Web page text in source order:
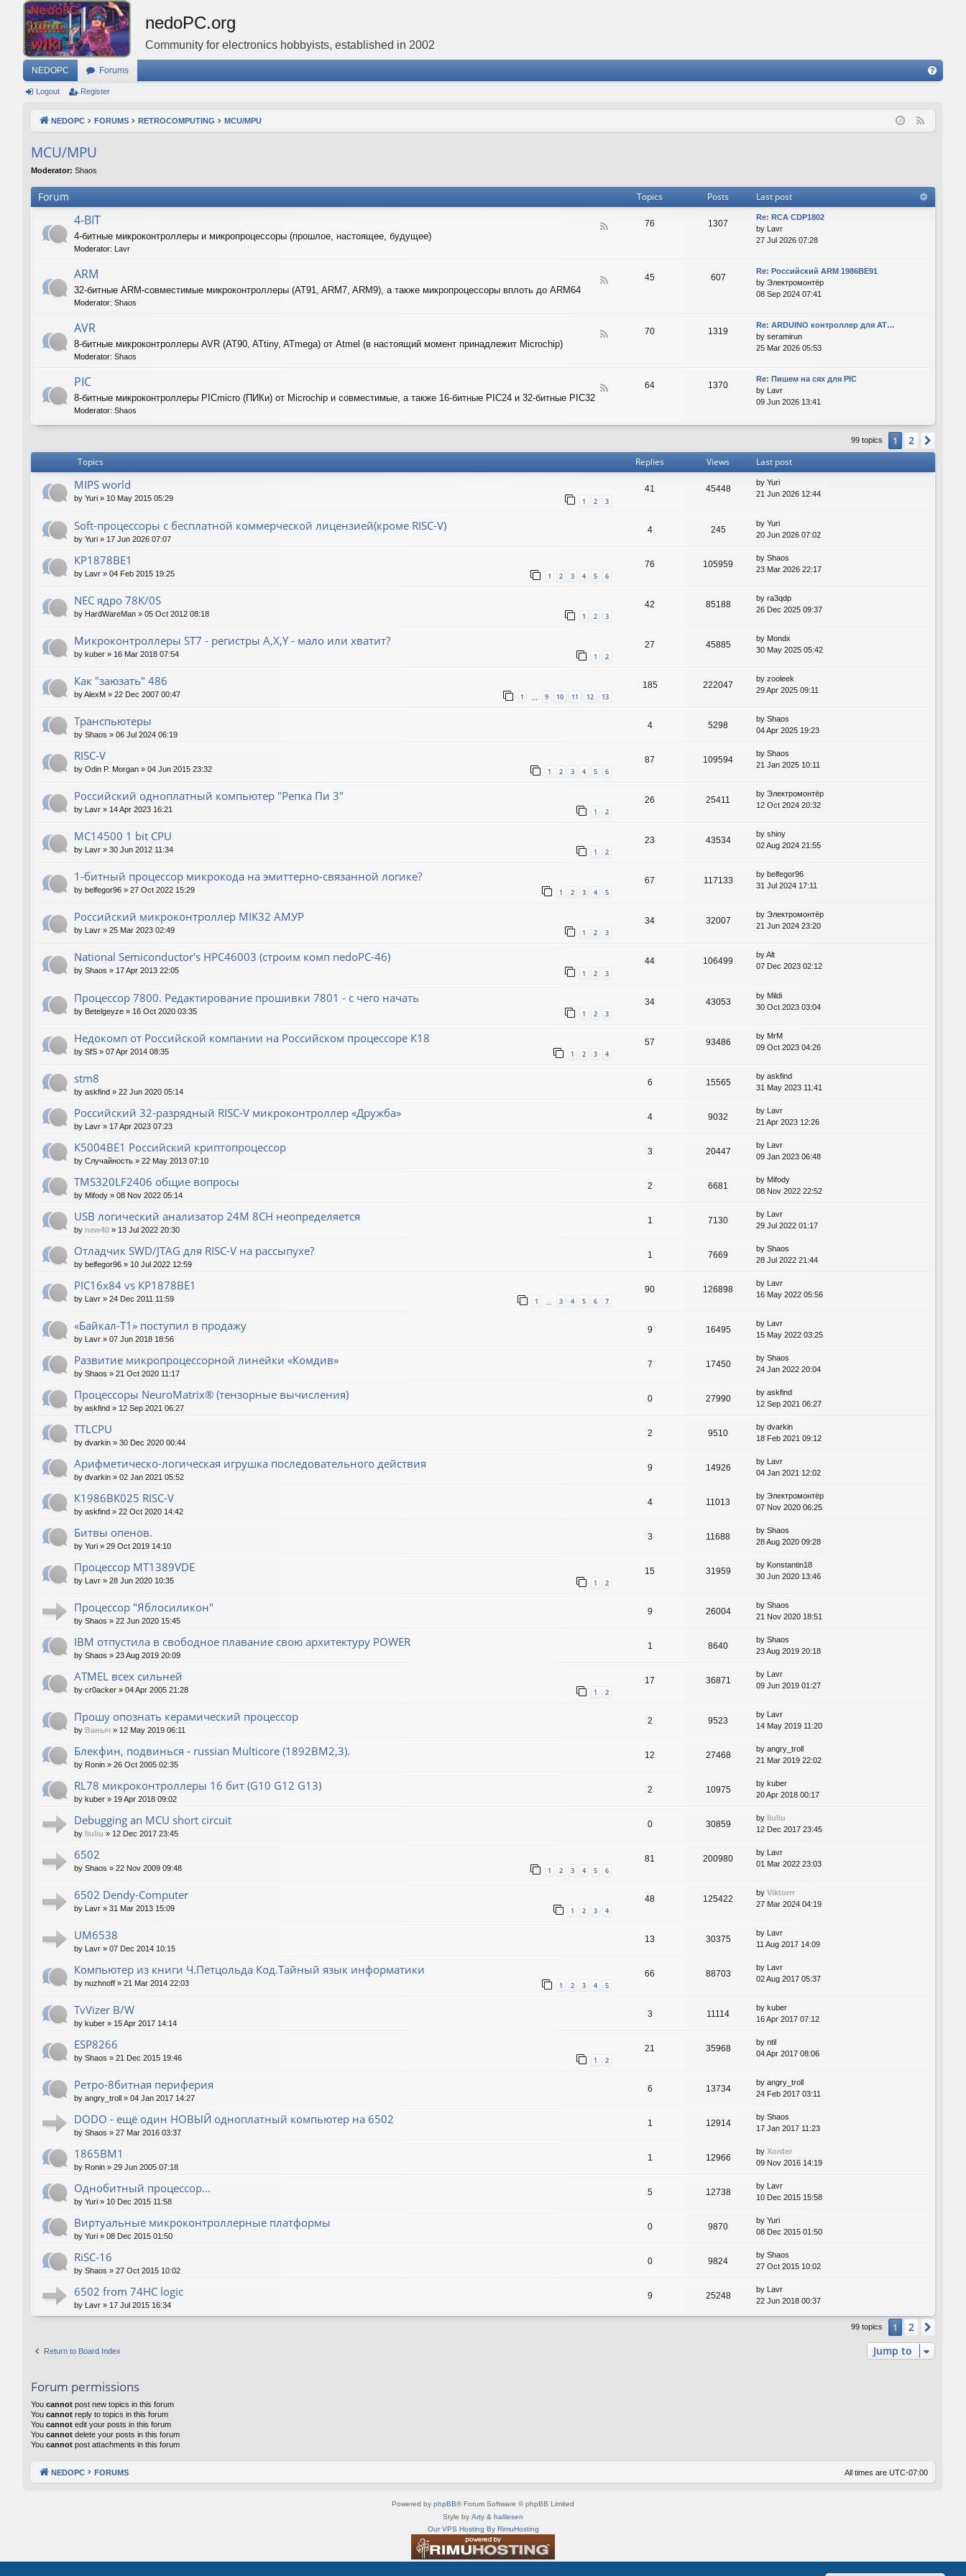
nedoPC.org
Community for electronics hobbyists, established in 2002
NEDOPC Forums
Q
Logout Register
NEDOPC FORUMS RETROCOMPUTING MCU/MPU
MCU/MPU
Moderator: Shaos
Forum Topics Posts Last post
F
d
4
T
4-BIT
4-битные микроконтроллеры и микропроцессоры (прошлое, настоящее, будущее)
Moderator: Lavr
76 1307
Re: RCA CDP1802
by Lavr
27 Jul 2026 07:28
F
d
A
ARM
32-битные ARM-совместимые микроконтроллеры (AT91, ARM7, ARM9), а также микропроцессоры вплоть до ARM64
Moderator: Shaos
45 607
Re: Российский ARM 1986ВЕ91
by Электромонтёр
08 Sep 2024 07:41
F
d
A
AVR
8-битные микроконтроллеры AVR (AT90, ATtiny, ATmega) от Atmel (в настоящий момент принадлежит Microchip)
Moderator: Shaos
70 1319
Re: ARDUINO контроллер для AT…
by seramirun
25 Mar 2026 05:53
F
PIC
8-битные микроконтроллеры PICmicro (ПИКи) от Microchip и совместимые, а также 16-битные PIC24 и 32-битные PIC32
Moderator: Shaos
64 1370
Re: Пишем на сях для PIC
by Lavr
09 Jun 2026 13:41
99 topics 1 2
Topics Replies Views Last post
MIPS world
by Yuri » 10 May 2015 05:29 1 2 3
41 45448
by Yuri
21 Jun 2026 12:44
Soft-процессоры с бесплатной коммерческой лицензией(кроме RISC-V)
by Yuri » 17 Jun 2026 07:07
4 245
by Yuri
20 Jun 2026 07:02
КР1878ВЕ1
by Lavr » 04 Feb 2015 19:25 1 2 3 4 5 6
76 105959
by Shaos
23 Mar 2026 22:17
NEC ядро 78K/0S
by HardWareMan » 05 Oct 2012 08:18 1 2 3
42 85188
by ra3qdp
26 Dec 2025 09:37
Микроконтроллеры ST7 - регистры A,X,Y - мало или хватит?
by kuber » 16 Mar 2018 07:54 1 2
27 45885
by Mondx
30 May 2025 05:42
Как "заюзать" 486
byAlexM » 22 Dec 2007 00:47 1 9 10 11 12 13
185 222047
by zooleek
29 Apr 2025 09:11
Транспьютеры
by Shaos » 06 Jul 2024 06:19
4 5298
by Shaos
04 Apr 2025 19:23
RISC-V
by Odin P. Morgan » 04 Jun 2015 23:32 1 2 3 4 5 6
87 109594
by Shaos
21 Jan 2025 10:11
Российский одноплатный компьютер "Репка Пи 3"
by Lavr » 14 Apr 2023 16:21 1 2
26 25411
by Электромонтёр
12 Oct 2024 20:32
MC14500 1 bit CPU
by Lavr » 30 Jun 2012 11:34 1 2
23 43534
by shiny
02 Aug 2024 21:55
1-битный процессор микрокода на эмиттерно-связанной логике?
by belfegor96 » 27 Oct 2022 15:29 1 2 3 4 5
67 117133
by belfegor96
31 Jul 2024 17:11
Российский микроконтроллер MIK32 АМУР
by Lavr » 25 Mar 2023 02:49 1 2 3
34 32007
by Электромонтёр
21 Jun 2024 23:20
National Semiconductor's HPC46003 (строим комп nedoPC-46)
by Shaos » 17 Apr 2013 22:05 1 2 3
44 106499
byAlt
07 Dec 2023 02:12
Процессор 7800. Редактирование прошивки 7801 - с чего начать
by Betelgeyze » 16 Oct 2020 03:35 1 2 3
34 43053
by Mildi
30 Oct 2023 03:04
Недокомп от Российской компании на Российском процессоре К18
by SfS » 07 Apr 2014 08:35 1 2 3 4
57 93486
by MrM
09 Oct 2023 04:26
stm8
by askfind » 22 Jun 2020 05:14
6 15565
by askfind
31 May 2023 11:41
Российский 32-разрядный RISC-V микроконтроллер «Дружба»
by Lavr » 17 Apr 2023 07:23
4 9032
by Lavr
21 Apr 2023 12:26
К5004ВЕ1 Российский криптопроцессор
by Случайность » 22 May 2013 07:10
3 20447
by Lavr
09 Jan 2023 06:48
TMS320LF2406 общие вопросы
by Mifody » 08 Nov 2022 05:14
2 6681
by Mifody
08 Nov 2022 22:52
USB логический анализатор 24M 8CH неопределяется
by new40 » 13 Jul 2022 20:30
1 7130
by Lavr
29 Jul 2022 01:17
Отладчик SWD/JTAG для RISC-V на рассыпухе?
by belfegor96 » 10 Jul 2022 12:59
1 7669
by Shaos
28 Jul 2022 21:44
PIC16x84 vs КР1878ВЕ1
by Lavr » 24 Dec 2011 11:59 1 3 4 5 6 7
90 126898
by Lavr
16 May 2022 05:56
«Байкал-T1» поступил в продажу
by Lavr » 07 Jun 2018 18:56
9 16495
by Lavr
15 May 2022 03:25
Развитие микропроцессорной линейки «Комдив»
by Shaos » 21 Oct 2020 11:17
7 17450
by Shaos
24 Jan 2022 20:04
Процессоры NeuroMatrix® (тензорные вычисления)
by askfind » 12 Sep 2021 06:27
0 27990
by askfind
12 Sep 2021 06:27
TTLCPU
by dvarkin » 30 Dec 2020 00:44
2 9510
by dvarkin
18 Feb 2021 09:12
Арифметическо-логическая игрушка последовательного действия
by dvarkin » 02 Jan 2021 05:52
9 14926
by Lavr
04 Jan 2021 12:02
К1986ВК025 RISC-V
by askfind » 22 Oct 2020 14:42
4 11013
by Электромонтёр
07 Nov 2020 06:25
Битвы опенов.
by Yuri » 29 Oct 2019 14:10
3 11688
by Shaos
28 Aug 2020 09:28
Процессор MT1389VDE
by Lavr » 28 Jun 2020 10:35 1 2
15 31959
by Konstantin18
30 Jun 2020 13:46
Процессор "Яблосиликон"
by Shaos » 22 Jun 2020 15:45
9 26004
by Shaos
21 Nov 2020 18:51
IBM отпустила в свободное плавание свою архитектуру POWER
by Shaos » 23 Aug 2019 20:09
1 8640
by Shaos
23 Aug 2019 20:18
ATMEL всех сильней
by cr0acker » 04 Apr 2005 21:28 1 2
17 36871
by Lavr
09 Jun 2019 01:27
Прошу опознать керамический процессор
by Ваныч » 12 May 2019 06:11
2 9523
by Lavr
14 May 2019 11:20
Блекфин, подвинься - russian Multicore (1892ВМ2,3).
by Ronin » 26 Oct 2005 02:35
12 27468
by angry_troll
21 Mar 2019 22:02
RL78 микроконтроллеры 16 бит (G10 G12 G13)
by kuber » 19 Apr 2018 09:02
2 10975
by kuber
20 Apr 2018 00:17
Debugging an MCU short circuit
by liuliu » 12 Dec 2017 23:45
0 30859
by liuliu
12 Dec 2017 23:45
6502
by Shaos » 22 Nov 2009 09:48 1 2 3 4 5 6
81 200980
by Lavr
01 Mar 2022 23:03
6502 Dendy-Computer
by Lavr » 31 Mar 2013 15:09 1 2 3 4
48 125422
by Viktorrr
27 Mar 2024 04:19
UM6538
by Lavr » 07 Dec 2014 10:15
13 30375
by Lavr
11 Aug 2017 14:09
Компьютер из книги Ч.Петцольда Код.Тайный язык информатики
by nuzhnoff » 21 Mar 2014 22:03 1 2 3 4 5
66 88703
by Lavr
02 Aug 2017 05:37
TvVizer B/W
by kuber » 15 Apr 2017 14:14
3 11114
by kuber
16 Apr 2017 07:12
ESP8266
by Shaos » 21 Dec 2015 19:46 1 2
21 35968
by ntil
04 Apr 2017 08:06
Ретро-8битная периферия
by angry_troll » 04 Jan 2017 14:27
6 13734
by angry_troll
24 Feb 2017 03:11
DODO - ещё один НОВЫЙ одноплатный компьютер на 6502
by Shaos » 27 Mar 2016 03:37
1 12914
by Shaos
17 Jan 2017 11:23
1865ВМ1
by Ronin » 29 Jun 2005 07:18
1 12966
by Xorder
09 Nov 2016 14:19
Однобитный процессор...
by Yuri » 10 Dec 2015 11:58
5 12738
by
Lavr
10 Dec 2015 15:58
Виртуальные микроконтроллерные платформы
by Yuri » 08 Dec 2015 01:50
0 9870
by Yuri
08 Dec 2015 01:50
RiSC-16
by Shaos » 27 Oct 2015 10:02
0 9824
by Shaos
27 Oct 2015 10:02
6502 from 74HC logic
by Lavr » 17 Jul 2015 16:34
9 25248
by
Lavr
22 Jun 2018 00:37
99 topics 1 2
Return to Board Index Jump to
Forum permissions
You cannot post new topics in this forum
You cannot reply to topics in this forum
You cannot edit your posts in this forum
You cannot delete your posts in this forum
You cannot post attachments in this forum
NEDOPC FORUMS All times are UTC-07:00
Powered by phpBB® Forum Software © phpBB Limited
Style by Arty & halilesen
Our VPS Hosting By RimuHosting